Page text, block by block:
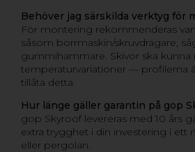
Behöver jag särskilda verktyg för
För montering rekommenderas
såsom borrmaskin/skruvdragare,
gummihammare. Skivor ska kunna
temperaturvariationer — profilerna
tillåta detta.
Hur länge gäller garantin på gop
gop Skyroof levereras med 10 års
extra trygghet i din investering i ett
eller pergolan.